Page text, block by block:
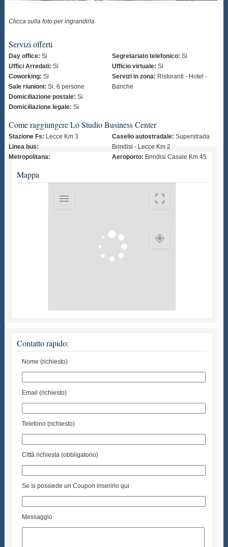
Clicca sulla foto per ingrandirla
Servizi offerti
Day office: Si
Uffici Arredati: Si
Coworking: Si
Sale riunioni: Si, 6 persone
Domiciliazione postale: Si
Domiciliazione legale: Si
Segretariato telefonico: Si
Ufficio virtuale: Si
Servizi in zona: Ristoranti - Hotel -
Banche
Come raggiungere Lo Studio Business Center
Stazione Fs: Lecce Km 3
Linea bus:
Metropolitana:
Casello autostradale: Superstrada
Brindisi - Lecce Km 2
Aeroporto: Brindisi Casale Km 45
Mappa
Contatto rapido:
Nome (richiesto)
Email (richiesto)
Telefono (richiesto)
Città richiesta (obbligatorio)
Se si possiede un Coupon inserirlo qui
Messaggio